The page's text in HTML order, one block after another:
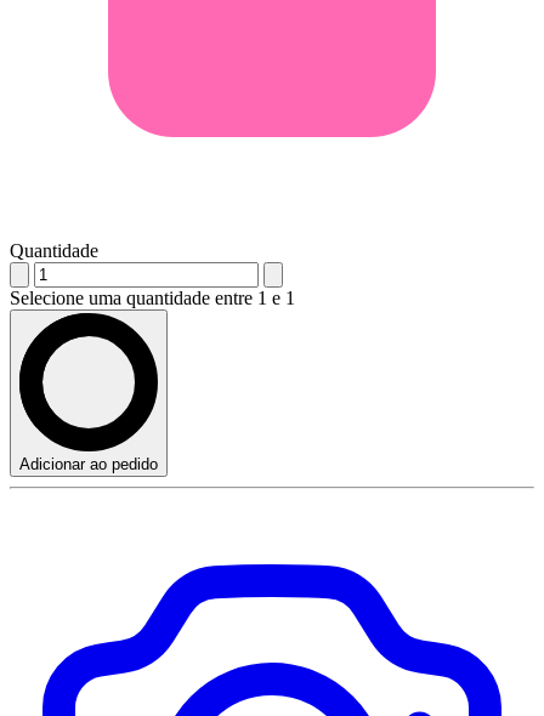
Quantidade
Selecione uma quantidade entre 1 e 1
Adicionar ao pedido